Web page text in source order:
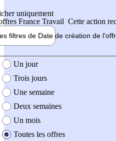
uniquement
France Travail Cette action
filtres de Date de création de
création de l'offre
Un jour
Trois jours
Une semaine
Deux semaines
Un mois
Toutes les offres